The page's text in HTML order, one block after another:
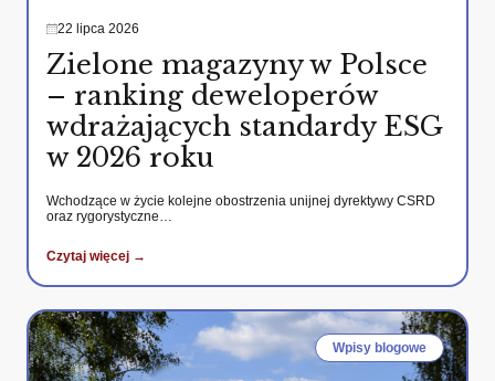
22 lipca 2026
Zielone magazyny w Polsce
– ranking deweloperów
wdrażających standardy ESG
w 2026 roku
Wchodzące w życie kolejne obostrzenia unijnej dyrektywy CSRD
oraz rygorystyczne…
Czytaj więcej →
Wpisy blogowe